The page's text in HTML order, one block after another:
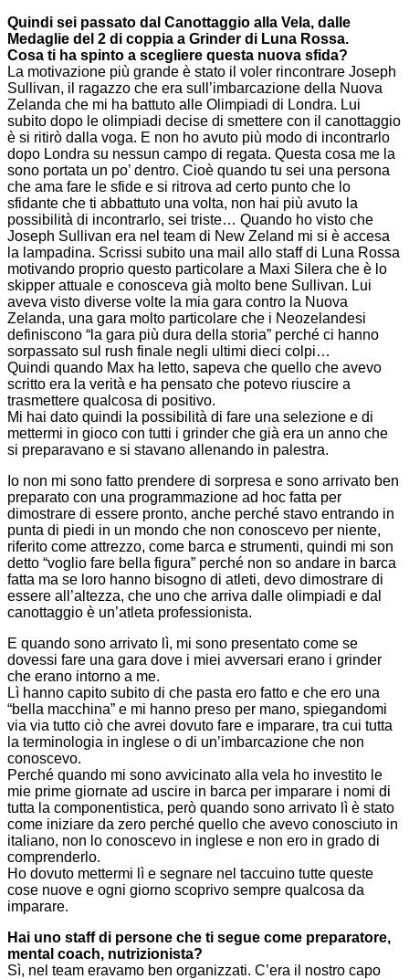
Quindi sei passato dal Canottaggio alla Vela, dalle
Medaglie del 2 di coppia a Grinder di Luna Rossa.
Cosa ti ha spinto a scegliere questa nuova sfida?
La motivazione più grande è stato il voler rincontrare Joseph
Sullivan, il ragazzo che era sull’imbarcazione della Nuova
Zelanda che mi ha battuto alle Olimpiadi di Londra. Lui
subito dopo le olimpiadi decise di smettere con il canottaggio
è si ritirò dalla voga. E non ho avuto più modo di incontrarlo
dopo Londra su nessun campo di regata. Questa cosa me la
sono portata un po’ dentro. Cioè quando tu sei una persona
che ama fare le sfide e si ritrova ad certo punto che lo
sfidante che ti abbattuto una volta, non hai più avuto la
possibilità di incontrarlo, sei triste… Quando ho visto che
Joseph Sullivan era nel team di New Zeland mi si è accesa
la lampadina. Scrissi subito una mail allo staff di Luna Rossa
motivando proprio questo particolare a Maxi Silera che è lo
skipper attuale e conosceva già molto bene Sullivan. Lui
aveva visto diverse volte la mia gara contro la Nuova
Zelanda, una gara molto particolare che i Neozelandesi
definiscono “la gara più dura della storia” perché ci hanno
sorpassato sul rush finale negli ultimi dieci colpi…
Quindi quando Max ha letto, sapeva che quello che avevo
scritto era la verità e ha pensato che potevo riuscire a
trasmettere qualcosa di positivo.
Mi hai dato quindi la possibilità di fare una selezione e di
mettermi in gioco con tutti i grinder che già era un anno che
si preparavano e si stavano allenando in palestra.
Io non mi sono fatto prendere di sorpresa e sono arrivato ben
preparato con una programmazione ad hoc fatta per
dimostrare di essere pronto, anche perché stavo entrando in
punta di piedi in un mondo che non conoscevo per niente,
riferito come attrezzo, come barca e strumenti, quindi mi son
detto “voglio fare bella figura” perché non so andare in barca
fatta ma se loro hanno bisogno di atleti, devo dimostrare di
essere all’altezza, che uno che arriva dalle olimpiadi e dal
canottaggio è un’atleta professionista.
E quando sono arrivato lì, mi sono presentato come se
dovessi fare una gara dove i miei avversari erano i grinder
che erano intorno a me.
Lì hanno capito subito di che pasta ero fatto e che ero una
“bella macchina” e mi hanno preso per mano, spiegandomi
via via tutto ciò che avrei dovuto fare e imparare, tra cui tutta
la terminologia in inglese o di un’imbarcazione che non
conoscevo.
Perché quando mi sono avvicinato alla vela ho investito le
mie prime giornate ad uscire in barca per imparare i nomi di
tutta la componentistica, però quando sono arrivato lì è stato
come iniziare da zero perché quello che avevo conosciuto in
italiano, non lo conoscevo in inglese e non ero in grado di
comprenderlo.
Ho dovuto mettermi lì e segnare nel taccuino tutte queste
cose nuove e ogni giorno scoprivo sempre qualcosa da
imparare.
Hai uno staff di persone che ti segue come preparatore,
mental coach, nutrizionista?
Sì, nel team eravamo ben organizzati. C’era il nostro capo